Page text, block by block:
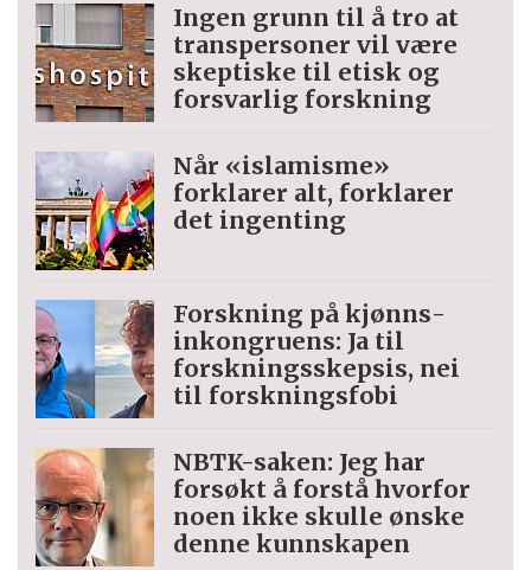
Ingen grunn til å tro at
trans­personer vil være
skeptiske til etisk og
forsvarlig forskning
Når «islamisme»
forklarer alt, forklarer
det ingenting
Forskning på kjønns­
inkongruens: Ja til
forskningsskepsis, nei
til forskningsfobi
NBTK-saken: Jeg har
forsøkt å forstå hvorfor
noen ikke skulle ønske
denne kunnskapen